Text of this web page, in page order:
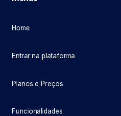
Home
Entrar na plataforma
Planos e Preços
Funcionalidades